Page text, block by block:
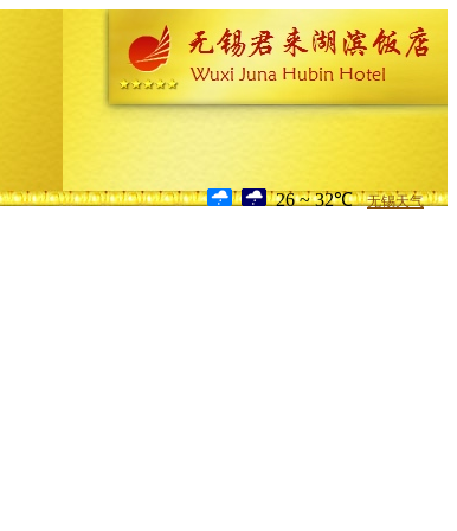
26 ~ 32℃ 无锡天气